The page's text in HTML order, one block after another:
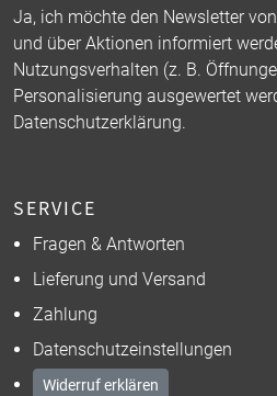
Ja, ich möchte den Newsletter
und über Aktionen informiert
Nutzungsverhalten (z. B.
Personalisierung ausgewertet
Datenschutzerklärung.
SERVICE
Fragen & Antworten
Lieferung und Versand
Zahlung
Datenschutzeinstellungen
Widerruf erklären